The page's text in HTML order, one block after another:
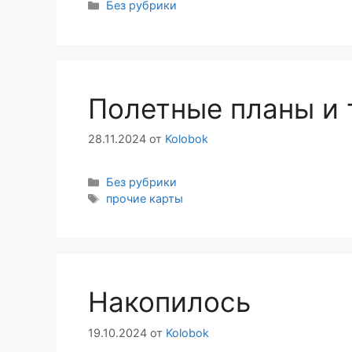
Рубрики
Без рубрики
Полетные планы и
28.11.2024 от Kolobok
Рубрики
Без рубрики
Метки
прочие карты
Накопилось
19.10.2024 от Kolobok